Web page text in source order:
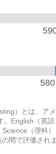
580
）とは、ア
English（英語
（理科
間で評価されま